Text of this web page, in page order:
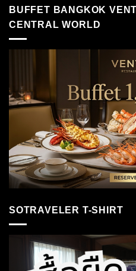
BUFFET BANGKOK
CENTRAL WORLD
SOTRAVELER T-SHIRT